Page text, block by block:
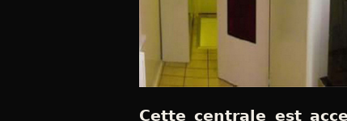
Cette centrale est